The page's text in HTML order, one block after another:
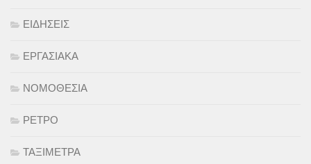
ΕΙΔΗΣΕΙΣ
ΕΡΓΑΣΙΑΚΑ
ΝΟΜΟΘΕΣΙΑ
ΡΕΤΡΟ
ΤΑΞΙΜΕΤΡΑ